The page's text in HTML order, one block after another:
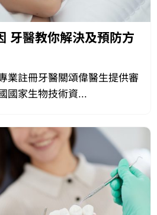
牙醫教你解決及預防方
業註冊牙醫關頌偉醫生提供審
國家生物技術資...